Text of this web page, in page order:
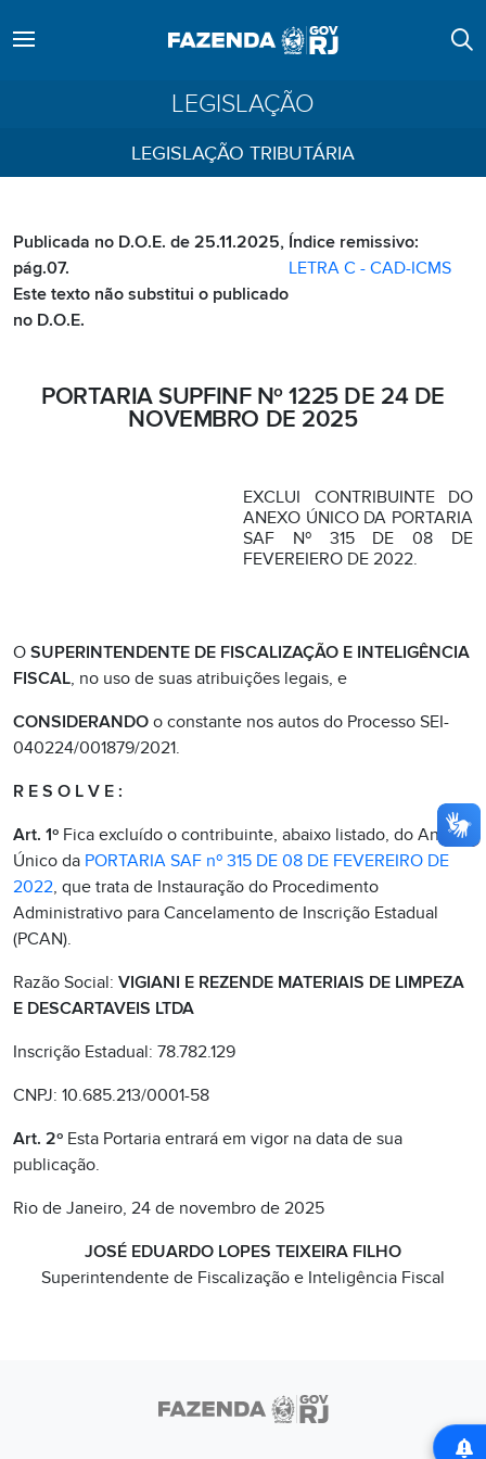
LEGISLAÇÃO
LEGISLAÇÃO TRIBUTÁRIA
Publicada no D.O.E. de 25.11.2025,
pág.07.
Este texto não substitui o publicado
no D.O.E.
Índice remissivo:
LETRA C - CAD-ICMS
PORTARIA SUPFINF Nº 1225 DE 24 DE
NOVEMBRO DE 2025
EXCLUI CONTRIBUINTE DO
ANEXO ÚNICO DA PORTARIA
SAF Nº 315 DE 08 DE
FEVEREIERO DE 2022.
O SUPERINTENDENTE DE FISCALIZAÇÃO E INTELIGÊNCIA
FISCAL, no uso de suas atribuições legais, e
CONSIDERANDO o constante nos autos do Processo SEI-
040224/001879/2021.
R E S O L V E :
Art. 1º Fica excluído o contribuinte, abaixo listado, do Anexo
Único da PORTARIA SAF nº 315 DE 08 DE FEVEREIRO DE
2022, que trata de Instauração do Procedimento
Administrativo para Cancelamento de Inscrição Estadual
(PCAN).
Razão Social: VIGIANI E REZENDE MATERIAIS DE LIMPEZA
E DESCARTAVEIS LTDA
Inscrição Estadual: 78.782.129
CNPJ: 10.685.213/0001-58
Art. 2º Esta Portaria entrará em vigor na data de sua
publicação.
Rio de Janeiro, 24 de novembro de 2025
JOSÉ EDUARDO LOPES TEIXEIRA FILHO
Superintendente de Fiscalização e Inteligência Fiscal